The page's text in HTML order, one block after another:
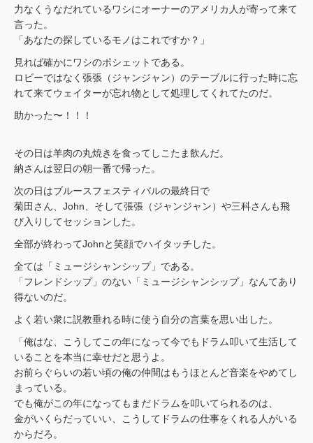
力なくうなだれているワシにオーナーのアメリカ人が寄って来て
言った。
「あなたの探しているモノはこれですか？」
見れば確かにワシのポシェットである。
ロビーではなく張張（ジャンジャン）のテーブルに行った時に忘
れて来てウェイターが忘れ物として処理してくれてたのだ。
助かった〜！！！
その日は羊肉の丸焼きを食ってしこたま飲んだ。
納さんは翌日の朝一番で帰った。
次の日はブルースフェスティバルの最終日で
菊田さん、John、そして張張（ジャンジャン）や三科さんも飛
び入りしてセッションした。
全部が終わってJohnと笑顔でハイタッチした。
全ては「ミュージシャンシップ」である。
「フレンドシップ」のない「ミュージシャンシップ」なんてあり
得ないのだ。
よく若い衆に説教垂れる時に使う自分の言葉を思い出した。
「俺はな、こうしてこの年になって今でもドラム叩いて生活して
いることを本当に幸せだと思うよ。
お前らぐらいの若い頃の俺の仲間はもうほとんど音楽をやめてし
まっている。
でも俺がこの年になってもまだドラムを叩いてられるのは、
金がいくらだっていい、こうしてドラムの仕事をくれる人がいる
からだろ。